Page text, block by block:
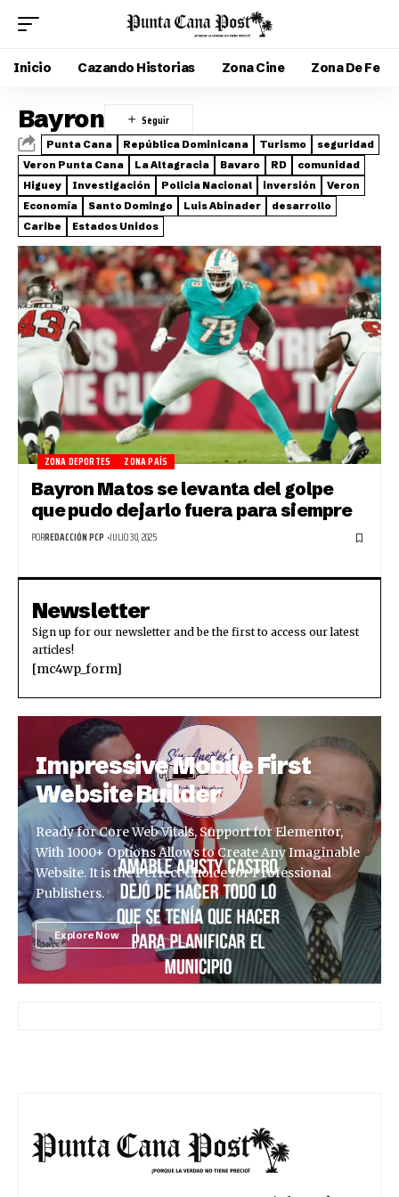
Inicio Cazando Historias Zona Cine Zona De Fe
Bayron
Punta Cana República Dominicana Turismo
seguridad
Veron Punta Cana
La Altagracia Bavaro RD
comunidad
Higuey
Investigación Policia Nacional inversión
Veron
Economía
Santo Domingo Luis Abinader
desarrollo
Caribe
Estados Unidos
ZONA DEPORTES ZONA PAÍS
Bayron Matos se levanta del golpe
que pudo dejarlo fuera para siempre
PORREDACCIÓN PCP JULIO 30, 2025
Newsletter
Sign up for our newsletter and be the first to access our latest
articles!
[mc4wp_form]
Impressive Mobile First
Website Builder
Ready for Core Web Vitals, Support for Elementor,
With 1000+ Options Allows to Create Any Imaginable
Website. It is the Perfect Choice for Professional
Publishers.
Explore Now